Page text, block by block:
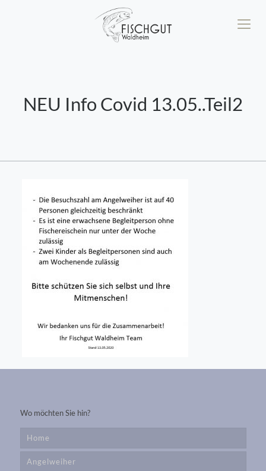
NEU Info Covid 13.05..Teil2
Wo möchten Sie hin?
Home
Angelweiher